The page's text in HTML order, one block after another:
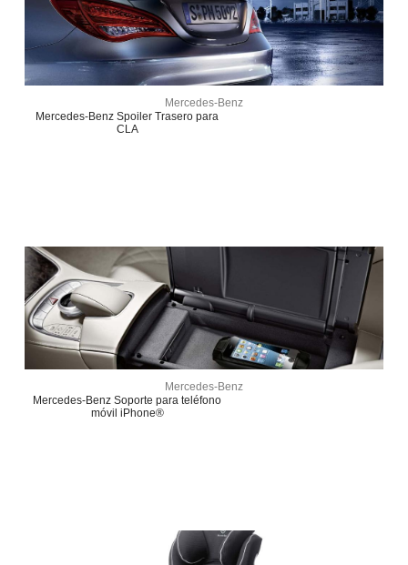
Mercedes-Benz
Mercedes-Benz Spoiler Trasero para
CLA
Mercedes-Benz
Mercedes-Benz Soporte para teléfono
móvil iPhone®